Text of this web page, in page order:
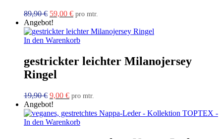
89,90€ Ursprünglicher
Preis
war:
89,90 €
59,00 €Aktueller
ist:
59,00 €.
pro mtr.
Angebot!
In den Warenkorb
gestrickter leichter Milanojersey
Ringel
19,90€ Ursprünglicher
Preis
war:
19,90 €
9,00 €Aktueller
ist:
9,00 €.
pro mtr.
Angebot!
In den Warenkorb